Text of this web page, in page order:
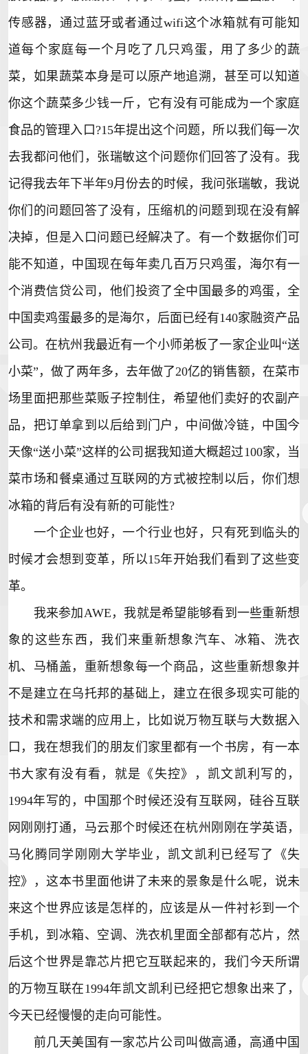
传感器，通过蓝牙或者通过wifi这个冰箱就有可能知
道每个家庭每一个月吃了几只鸡蛋，用了多少的蔬
菜，如果蔬菜本身是可以原产地追溯，甚至可以知道
你这个蔬菜多少钱一斤，它有没有可能成为一个家庭
食品的管理入口?15年提出这个问题，所以我们每一次
去我都问他们，张瑞敏这个问题你们回答了没有。我
记得我去年下半年9月份去的时候，我问张瑞敏，我说
你们的问题回答了没有，压缩机的问题到现在没有解
决掉，但是入口问题已经解决了。有一个数据你们可
能不知道，中国现在每年卖几百万只鸡蛋，海尔有一
个消费信贷公司，他们投资了全中国最多的鸡蛋，全
中国卖鸡蛋最多的是海尔，后面已经有140家融资产品
公司。在杭州我最近有一个小师弟板了一家企业叫“送
小菜”，做了两年多，去年做了20亿的销售额，在菜市
场里面把那些菜贩子控制住，希望他们卖好的农副产
品，把订单拿到以后给到门户，中间做冷链，中国今
天像“送小菜”这样的公司据我知道大概超过100家，当
菜市场和餐桌通过互联网的方式被控制以后，你们想
冰箱的背后有没有新的可能性?
一个企业也好，一个行业也好，只有死到临头的
时候才会想到变革，所以15年开始我们看到了这些变
革。
我来参加AWE，我就是希望能够看到一些重新想
象的这些东西，我们来重新想象汽车、冰箱、洗衣
机、马桶盖，重新想象每一个商品，这些重新想象并
不是建立在乌托邦的基础上，建立在很多现实可能的
技术和需求端的应用上，比如说万物互联与大数据入
口，我在想我们的朋友们家里都有一个书房，有一本
书大家有没有看，就是《失控》，凯文凯利写的，
1994年写的，中国那个时候还没有互联网，硅谷互联
网刚刚打通，马云那个时候还在杭州刚刚在学英语，
马化腾同学刚刚大学毕业，凯文凯利已经写了《失
控》，这本书里面他讲了未来的景象是什么呢，说未
来这个世界应该是怎样的，应该是从一件衬衫到一个
手机 ，到冰箱、空调、洗衣机里面全部都有芯片，然
后这个世界是靠芯片把它互联起来的，我们今天所谓
的万物互联在1994年凯文凯利已经把它想象出来了，
今天已经慢慢的走向可能性。
前几天美国有一家芯片公司叫做高通，高通中国